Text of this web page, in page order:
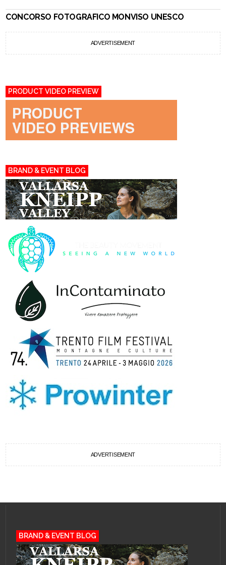
CONCORSO FOTOGRAFICO MONVISO UNESCO
ADVERTISEMENT
PRODUCT VIDEO PREVIEW
BRAND & EVENT BLOG
ADVERTISEMENT
BRAND & EVENT BLOG